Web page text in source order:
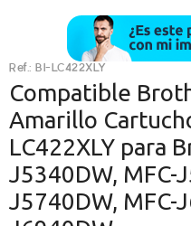
Ref.: BI-LC422XLY
Compatible
Amarillo
LC422XLY para
J5340DW, MFC-
J5740DW, MFC-